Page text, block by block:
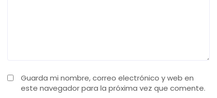
Guarda mi nombre, correo electrónico y web en
este navegador para la próxima vez que comente.